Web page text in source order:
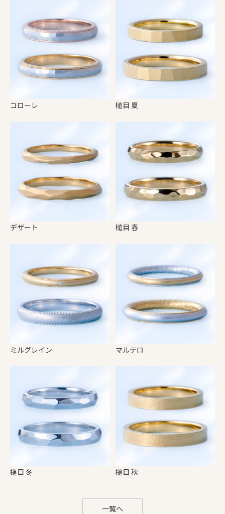
コローレ 槌目 夏
デザート 槌目 春
ミルグレイン マルテロ
槌目 冬 槌目 秋
一覧へ